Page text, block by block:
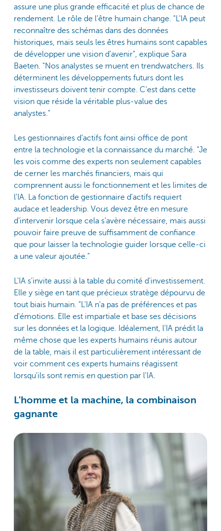
assure une plus grande efficacité et plus de chance de
rendement. Le rôle de l'être humain change. "L'IA peut
reconnaître des schémas dans des données
historiques, mais seuls les êtres humains sont capables
de développer une vision d'avenir", explique Sara
Baeten. "Nos analystes se muent en trendwatchers. Ils
déterminent les développements futurs dont les
investisseurs doivent tenir compte. C'est dans cette
vision que réside la véritable plus-value des
analystes."
Les gestionnaires d'actifs font ainsi office de pont
entre la technologie et la connaissance du marché. "Je
les vois comme des experts non seulement capables
de cerner les marchés financiers, mais qui
comprennent aussi le fonctionnement et les limites de
l'IA. La fonction de gestionnaire d'actifs requiert
audace et leadership. Vous devez être en mesure
d'intervenir lorsque cela s'avère nécessaire, mais aussi
pouvoir faire preuve de suffisamment de confiance
que pour laisser la technologie guider lorsque celle-ci
a une valeur ajoutée."
L'IA s'invite aussi à la table du comité d'investissement.
Elle y siège en tant que précieux stratège dépourvu de
tout biais humain. "L'IA n'a pas de préférences et pas
d'émotions. Elle est impartiale et base ses décisions
sur les données et la logique. Idéalement, l'IA prédit la
même chose que les experts humains réunis autour
de la table, mais il est particulièrement intéressant de
voir comment ces experts humains réagissent
lorsqu'ils sont remis en question par l'IA.
L'homme et la machine, la combinaison
gagnante